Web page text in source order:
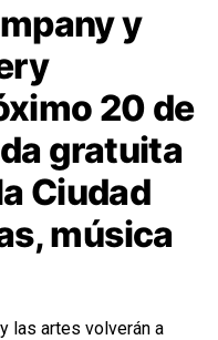
y
20 de
gratuita
Ciudad
música
las artes volverán a